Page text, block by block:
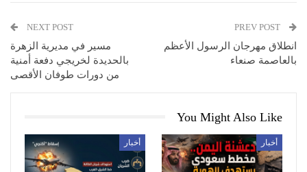
انطلاق مهرجان الرسول الأعظم
بالعاصمة صنعاء
NEXT POST
مسير في مديرية الزهرة
بالحديدة لخريجي دفعة أمنية
من دورات طوفان الأقصى
You Might Also Like
أخبار أخبار